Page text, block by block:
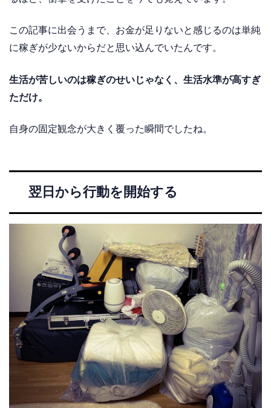
この記事に出会うまで、お金が足りないと感じるのは単純
に稼ぎが少ないからだと思い込んでいたんです。
生活が苦しいのは稼ぎのせいじゃなく、生活水準が高すぎ
ただけ。
自身の固定観念が大きく覆った瞬間でしたね。
翌日から行動を開始する